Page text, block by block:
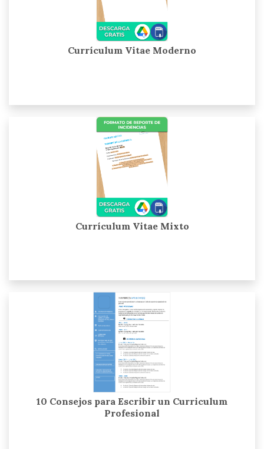
Currículum Vitae Moderno
Currículum Vitae Mixto
10 Consejos para Escribir un Curriculum
Profesional